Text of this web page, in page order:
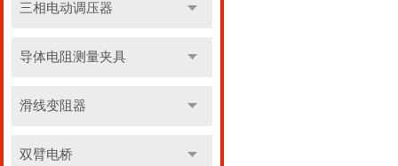
三相电动调压器
导体电阻测量夹具
滑线变阻器
双臂电桥